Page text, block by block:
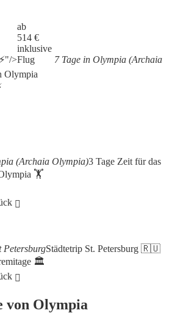
>
ab
514 €
inklusive
Flug
7 Tage in Olympia (Archaia
Olympia
(Archaia Olympia)3 Tage Zeit für das
🏋️
PetersburgStädtetrip St. Petersburg 🇷🇺
🏛
von Olympia